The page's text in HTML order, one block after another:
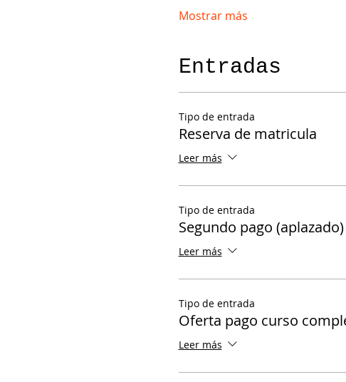
Mostrar más
Entradas
Tipo de entrada
Reserva de matricula
Leer más
Tipo de entrada
Segundo pago (aplazado)
Leer más
Tipo de entrada
Oferta pago curso
Leer más